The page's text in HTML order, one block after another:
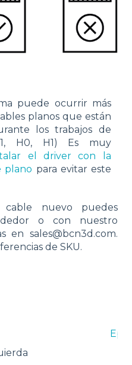
puede ocurrir más
planos que están
los trabajos de
H0, H1) Es muy
el driver con la
plano para evitar este
nuevo puedes
o con nuestro
en sales@bcn3d.com.
de SKU.